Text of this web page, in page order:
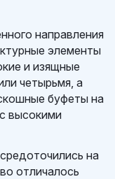
направления
элементы
и изящные
четырьмя, а
буфеты на
высокими
на
отличалось